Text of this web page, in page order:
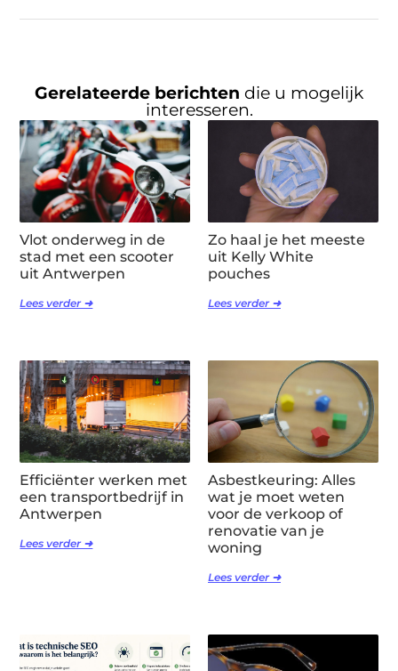
Gerelateerde berichten die u mogelijk
interesseren.
Vlot onderweg in de
stad met een scooter
uit Antwerpen
Lees verder ➜
Zo haal je het meeste
uit Kelly White
pouches
Lees verder ➜
Efficiënter werken met
een transportbedrijf in
Antwerpen
Lees verder ➜
Asbestkeuring: Alles
wat je moet weten
voor de verkoop of
renovatie van je
woning
Lees verder ➜